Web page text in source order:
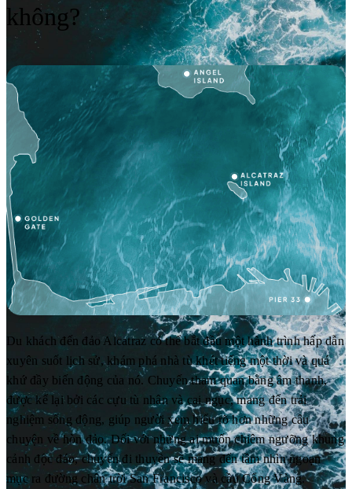
không?
Du khách đến đảo Alcatraz có thể bắt đầu một hành trình hấp dẫn
xuyên suốt lịch sử, khám phá nhà tù khét tiếng một thời và quá
khứ đầy biến động của nó. Chuyến tham quan bằng âm thanh,
được kể lại bởi các cựu tù nhân và cai ngục, mang đến trải
nghiệm sống động, giúp người xem hiểu rõ hơn những câu
chuyện về hòn đảo. Đối với những ai muốn chiêm ngưỡng khung
cảnh độc đáo, chuyến đi thuyền sẽ mang đến tầm nhìn ngoạn
mục ra đường chân trời San Francisco và cầu Cổng Vàng.